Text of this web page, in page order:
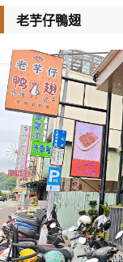
老芋仔鴨翅